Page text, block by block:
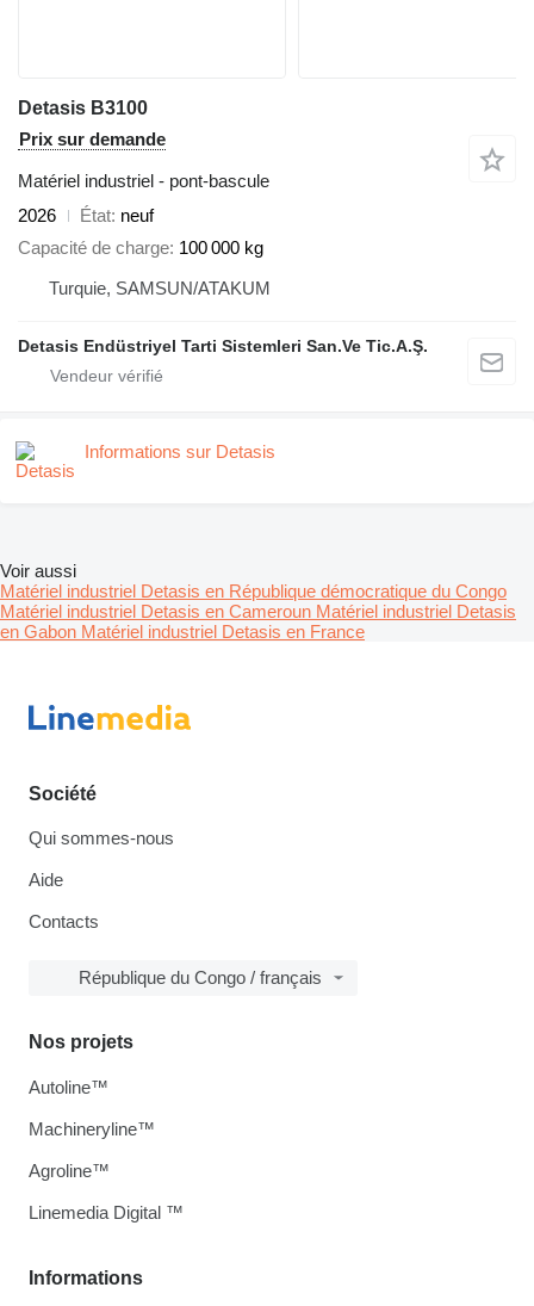
Detasis B3100
Prix sur demande
Matériel industriel - pont-bascule
2026
État neuf
Capacité de charge 100 000 kg
Turquie, SAMSUN/ATAKUM
Detasis Endüstriyel Tarti Sistemleri San.Ve Tic.A.Ş.
Informations sur Detasis
Voir aussi
Matériel industriel Detasis en République démocratique du Congo
Matériel industriel Detasis en Cameroun Matériel industriel Detasis
en Gabon Matériel industriel Detasis en France
Société
Qui sommes-nous
Aide
Contacts
République du Congo / français
Informations
Nos projets
Autoline™
Machineryline™
Agroline™
Linemedia Digital ™